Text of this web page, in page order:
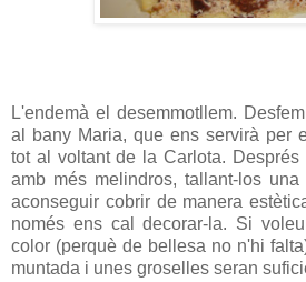
L'endemà el desemmotllem.
al bany Maria, que ens servirà per
tot al voltant de la Carlota.
amb més melindros, tallant-los
aconseguir cobrir de manera
només ens cal decorar-la. Si
color (perquè de bellesa no n'hi
muntada i unes groselles seran